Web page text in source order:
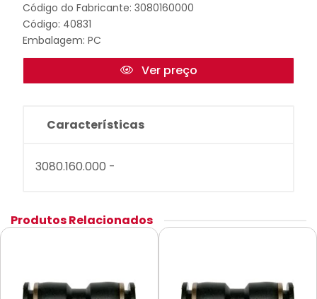
Código do Fabricante: 3080160000
Código: 40831
Embalagem: PC
Ver preço
Características
3080.160.000 -
Produtos Relacionados